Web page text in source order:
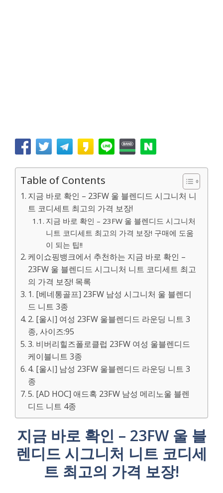
Table of Contents
지금 바로 확인 – 23FW 울 블렌디드 시그니처 니
트 코디세트 최고의 가격 보장!
지금 바로 확인 – 23FW 울 블렌디드 시그니처
니트 코디세트 최고의 가격 보장! 구매에 도움
이 되는 팁!!
케이쇼핑뱅크에서 추천하는 지금 바로 확인 –
23FW 울 블렌디드 시그니처 니트 코디세트 최고
의 가격 보장! 목록
1. [베네통골프] 23FW 남성 시그니처 울 블렌디
드 니트 3종
2. [울시] 여성 23FW 울블렌디드 라운딩 니트 3
종, 사이즈:95
3. 비버리힐즈폴로클럽 23FW 여성 울블렌디드
케이블니트 3종
4. [울시] 남성 23FW 울블렌디드 라운딩 니트 3
종
5. [AD HOC] 애드혹 23FW 남성 메리노울 블렌
디드 니트 4종
지금 바로 확인 – 23FW 울 블
렌디드 시그니처 니트 코디세
트 최고의 가격 보장!